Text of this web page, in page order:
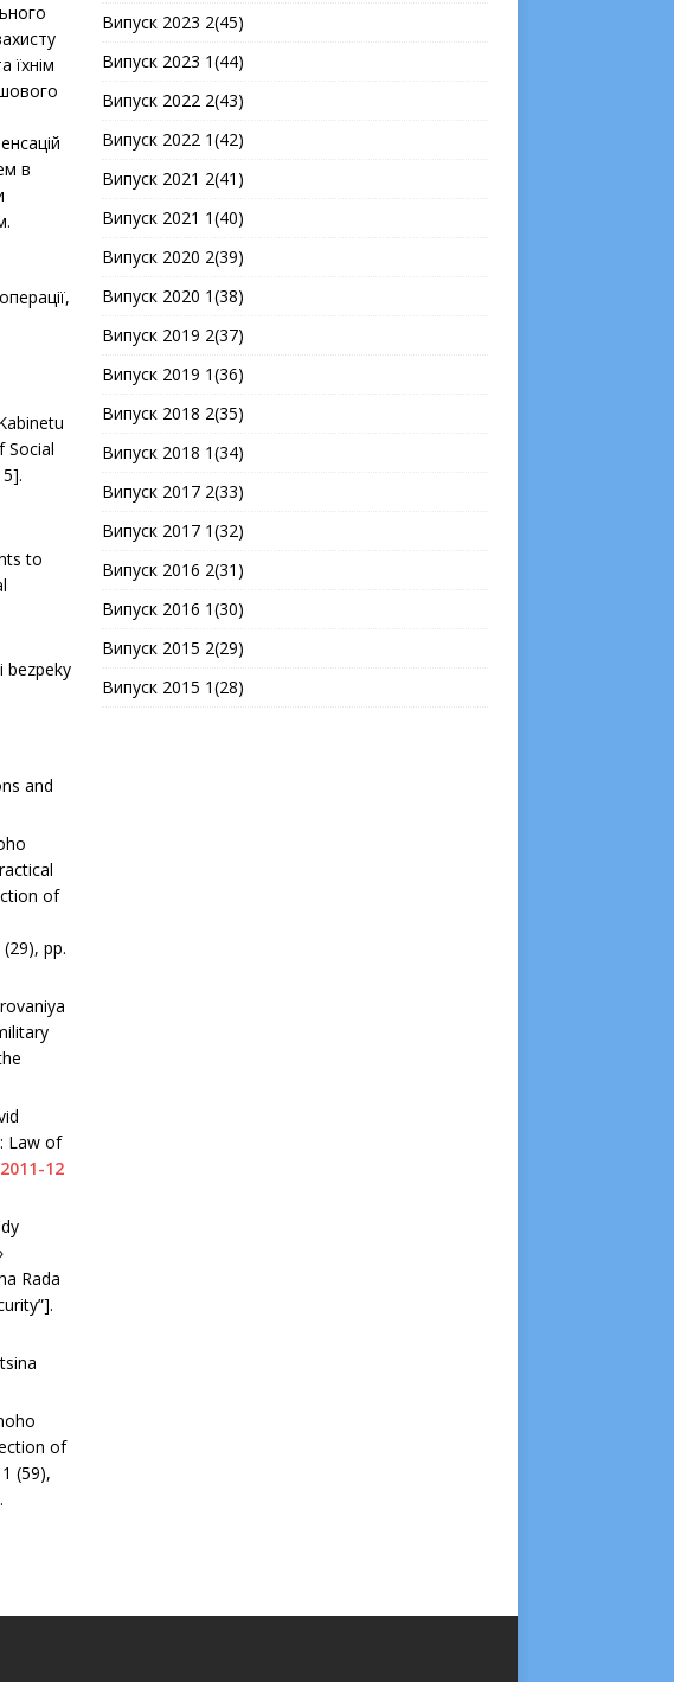
їхнім
в
Social
to
bezpeky
and
of
рр.
Law of
12
Rada
of
1 (59),
Випуск 2023 2(45)
Випуск 2023 1(44)
Випуск 2022 2(43)
Випуск 2022 1(42)
Випуск 2021 2(41)
Випуск 2021 1(40)
Випуск 2020 2(39)
Випуск 2020 1(38)
Випуск 2019 2(37)
Випуск 2019 1(36)
Випуск 2018 2(35)
Випуск 2018 1(34)
Випуск 2017 2(33)
Випуск 2017 1(32)
Випуск 2016 2(31)
Випуск 2016 1(30)
Випуск 2015 2(29)
Випуск 2015 1(28)